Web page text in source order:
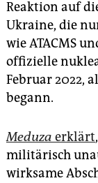
Reaktion auf
Ukraine, die
wie ATACMS
offizielle
Februar 2022,
begann.
Meduza erklärt
militärisch
wirksame